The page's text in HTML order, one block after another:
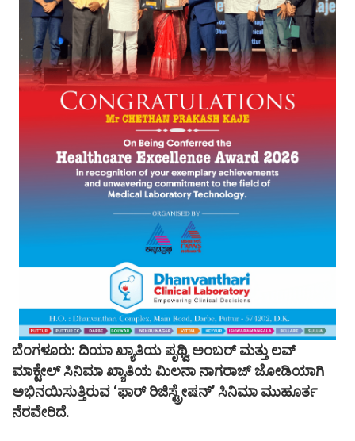
ಬೆಂಗಳೂರು: ದಿಯಾ ಖ್ಯಾತಿಯ ಪೃಥ್ವಿ ಅಂಬರ್ ಮತ್ತು ಲವ್
ಮಾಕ್ಟೇಲ್ ಸಿನಿಮಾ ಖ್ಯಾತಿಯ ಮಿಲನಾ ನಾಗರಾಜ್ ಜೋಡಿಯಾಗಿ
ಅಭಿನಯಿಸುತ್ತಿರುವ ‘ಫಾರ್ ರಿಜಿಸ್ಟ್ರೇಷನ್’ ಸಿನಿಮಾ ಮುಹೂರ್ತ
ನೆರವೇರಿದೆ.